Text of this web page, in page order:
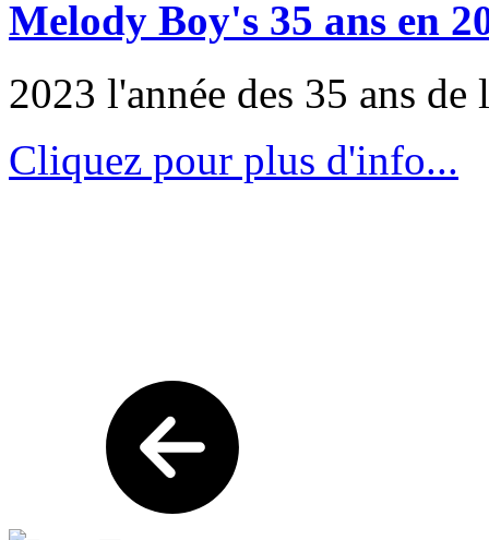
Melody Boy's 35 ans en
2023 l'année des 35 ans
Cliquez pour plus d'info...